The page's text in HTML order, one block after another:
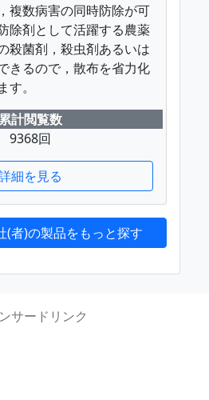
複数病害の同時防除が可
除剤として活躍する農薬
殺菌剤，殺虫剤あるいは
きるので，散布を省力化
。
累計閲覧数
9368回
細を見る
(者)の製品をもっと探す
サードリンク